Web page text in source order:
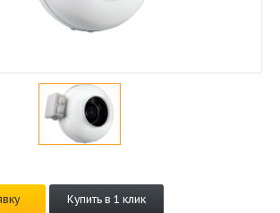
Купить в 1 клик